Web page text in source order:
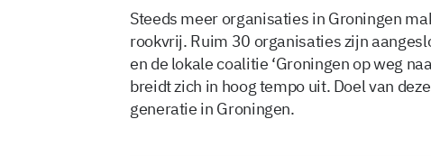
Steeds meer organisaties in Groningen
rookvrij. Ruim 30 organisaties zijn
en de lokale coalitie ‘Groningen op weg
breidt zich in hoog tempo uit. Doel van
generatie in Groningen.